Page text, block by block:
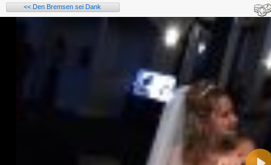
<< Den Bremsen sei Dank